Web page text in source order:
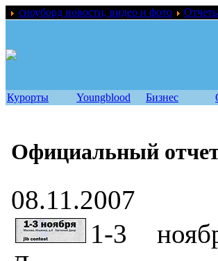
сноуборд новости, видео и фото
Курорты Youngblood Бизнес
Официальный
08.11.2007
1-3